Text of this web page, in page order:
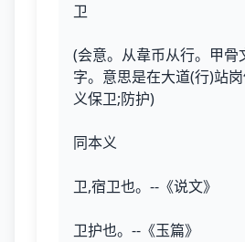
卫
(会意。从韋币从行。甲骨
字。意思是在大道(行)站
义保卫;防护)
同本义
卫,宿卫也。--《说文》
卫护也。--《玉篇》